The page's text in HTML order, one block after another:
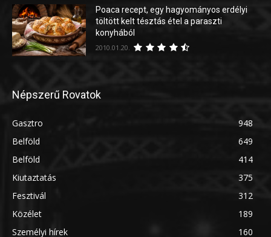
Poaca recept, egy hagyományos erdélyi
töltött kelt tésztás étel a paraszti
konyhából
2010.01.20.
Népszerű Rovatok
Gasztro
948
Belföld
649
Belföld
414
Kiutaztatás
375
Fesztivál
312
Közélet
189
Személyi hírek
160